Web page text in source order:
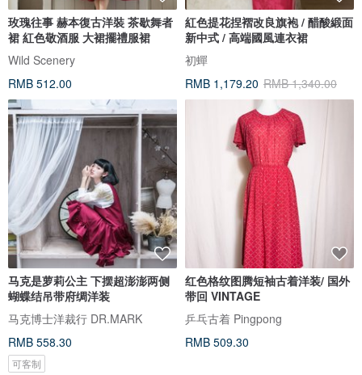
玫瑰往事 赫本復古洋裝 茶歇舞者
裙 紅色敬酒服 大裙擺禮服裙
Wild Scenery
RMB 512.00
紅色提花捏褶改良旗袍 / 醋酸緞面
新中式 / 高端國風連衣裙
初蟬
RMB 1,179.20 RMB 1,340.00
马克是萝莉公主 下摆超澎澎两侧
蝴蝶结吊带府绸洋装
马克博士洋裁行 DR.MARK
RMB 558.30
可客制
红色格纹图腾短袖古着洋装/ 国外
带回 VINTAGE
乒乓古着 Pingpong
RMB 509.30